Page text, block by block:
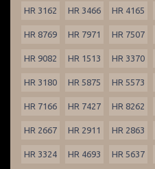
HR 3162 HR 3466 HR 4165
HR 8769 HR 7971 HR 7507
HR 9082 HR 1513 HR 3370
HR 3180 HR 5875 HR 5573
HR 7166 HR 7427 HR 8262
HR 2667 HR 2911 HR 2863
HR 3324 HR 4693 HR 5637